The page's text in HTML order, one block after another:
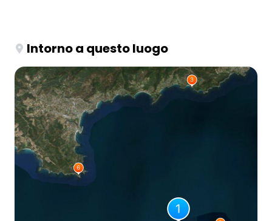
Intorno a questo luogo